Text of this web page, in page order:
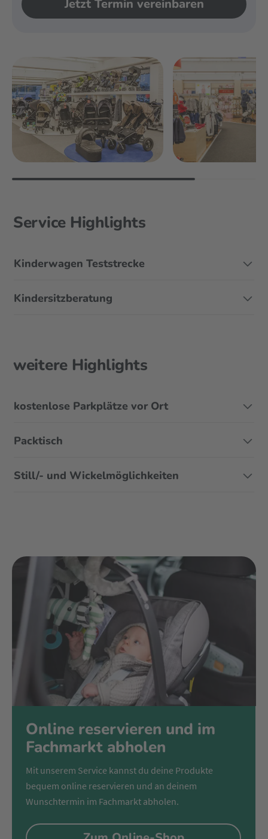
Jetzt Termin vereinbaren
Service Highlights
Kinderwagen Teststrecke
Kindersitzberatung
weitere Highlights
kostenlose Parkplätze vor Ort
Packtisch
Still/- und Wickelmöglichkeiten
Online reservieren und im
Fachmarkt abholen
Mit unserem Service kannst du deine Produkte
bequem online reservieren und an deinem
Wunschtermin im Fachmarkt abholen.